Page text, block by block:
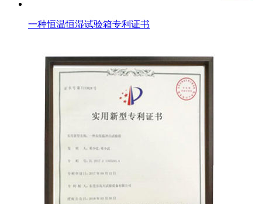
一种恒温恒湿试验箱专利证书